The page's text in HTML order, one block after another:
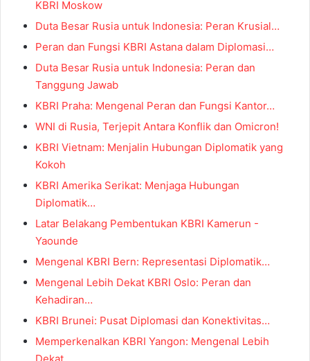
KBRI Moskow
Duta Besar Rusia untuk Indonesia: Peran Krusial…
Peran dan Fungsi KBRI Astana dalam Diplomasi…
Duta Besar Rusia untuk Indonesia: Peran dan
Tanggung Jawab
KBRI Praha: Mengenal Peran dan Fungsi Kantor…
WNI di Rusia, Terjepit Antara Konflik dan Omicron!
KBRI Vietnam: Menjalin Hubungan Diplomatik yang
Kokoh
KBRI Amerika Serikat: Menjaga Hubungan
Diplomatik…
Latar Belakang Pembentukan KBRI Kamerun -
Yaounde
Mengenal KBRI Bern: Representasi Diplomatik…
Mengenal Lebih Dekat KBRI Oslo: Peran dan
Kehadiran…
KBRI Brunei: Pusat Diplomasi dan Konektivitas…
Memperkenalkan KBRI Yangon: Mengenal Lebih